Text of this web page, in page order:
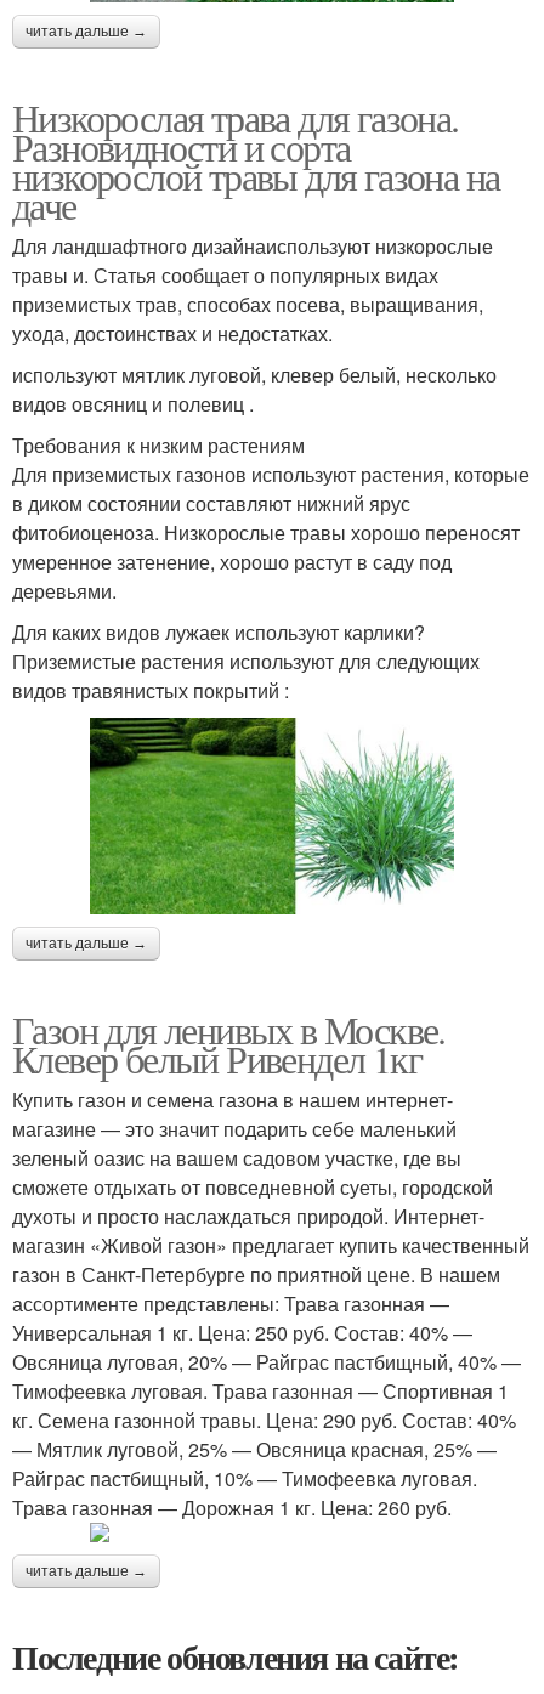
читать дальше →
Низкорослая трава для газона.
Разновидности и сорта
низкорослой травы для газона на
даче
Для ландшафтного дизайнаиспользуют низкорослые
травы и. Статья сообщает о популярных видах
приземистых трав, способах посева, выращивания,
ухода, достоинствах и недостатках.
используют мятлик луговой, клевер белый, несколько
видов овсяниц и полевиц .
Требования к низким растениям
Для приземистых газонов используют растения, которые
в диком состоянии составляют нижний ярус
фитобиоценоза. Низкорослые травы хорошо переносят
умеренное затенение, хорошо растут в саду под
деревьями.
Для каких видов лужаек используют карлики?
Приземистые растения используют для следующих
видов травянистых покрытий :
читать дальше →
Газон для ленивых в Москве.
Клевер белый Ривендел 1кг
Купить газон и семена газона в нашем интернет-
магазине — это значит подарить себе маленький
зеленый оазис на вашем садовом участке, где вы
сможете отдыхать от повседневной суеты, городской
духоты и просто наслаждаться природой. Интернет-
магазин «Живой газон» предлагает купить качественный
газон в Санкт-Петербурге по приятной цене. В нашем
ассортименте представлены: Трава газонная —
Универсальная 1 кг. Цена: 250 руб. Состав: 40% —
Овсяница луговая, 20% — Райграс пастбищный, 40% —
Тимофеевка луговая. Трава газонная — Спортивная 1
кг. Семена газонной травы. Цена: 290 руб. Состав: 40%
— Мятлик луговой, 25% — Овсяница красная, 25% —
Райграс пастбищный, 10% — Тимофеевка луговая.
Трава газонная — Дорожная 1 кг. Цена: 260 руб.
читать дальше →
Последние обновления на сайте: